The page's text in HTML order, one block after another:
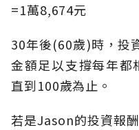
=1萬8,674元
30年後(60歲)時，投
金額足以支撐每年都
直到100歲為止。
若是Jason的投資報